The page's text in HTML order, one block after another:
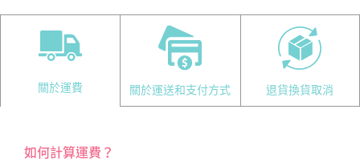
關於運費 關於運送和支付方式 退貨換貨取消
如何計算運費？